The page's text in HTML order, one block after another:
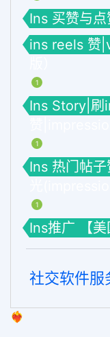
Ins 买赞与
ins reels 赞
1
Ins Story|刷
1
Ins 热门帖
1
Ins推广 【
社交软件
❤️‍🔥